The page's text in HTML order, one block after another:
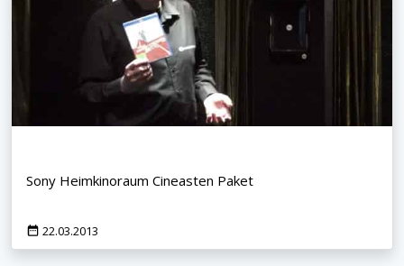
Sony Heimkinoraum Cineasten Paket
22.03.2013